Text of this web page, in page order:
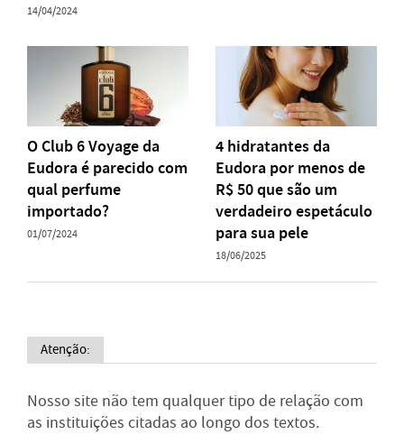
14/04/2024
O Club 6 Voyage da
Eudora é parecido com
qual perfume
importado?
01/07/2024
4 hidratantes da
Eudora por menos de
R$ 50 que são um
verdadeiro espetáculo
para sua pele
18/06/2025
Atenção:
Nosso site não tem qualquer tipo de relação com
as instituições citadas ao longo dos textos.